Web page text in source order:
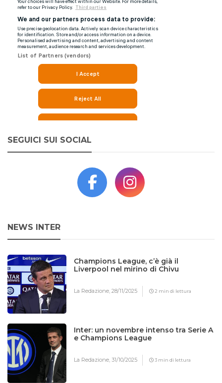
SEGUICI SUI SOCIAL
NEWS INTER
Champions League, c’è già il
Liverpool nel mirino di Chivu
La Redazione,28/11/2025 2 min di lettura
Inter: un novembre intenso tra Serie A
e Champions League
La Redazione,31/10/2025 3 min di lettura